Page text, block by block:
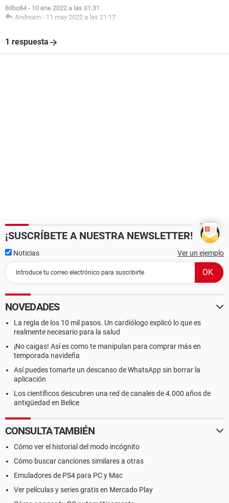
Bilbo84 - 10 ene 2022 a las 01:31
Andream - 11 may 2022 a las 21:17
1 respuesta
¡SUSCRÍBETE A NUESTRA NEWSLETTER!
Noticias Ver un ejemplo
NOVEDADES
La regla de los 10 mil pasos. Un cardiólogo explicó lo que es
realmente necesario para la salud
¡No caigas! Así es como te manipulan para comprar más en
temporada navideña
Así puedes tomarte un descanso de WhatsApp sin borrar la
aplicación
Los científicos descubren una red de canales de 4.000 años de
antigüedad en Belice
CONSULTA TAMBIÉN
Cómo ver el historial del modo incógnito
Cómo buscar canciones similares a otras
Emuladores de PS4 para PC y Mac
Ver películas y series gratis en Mercado Play